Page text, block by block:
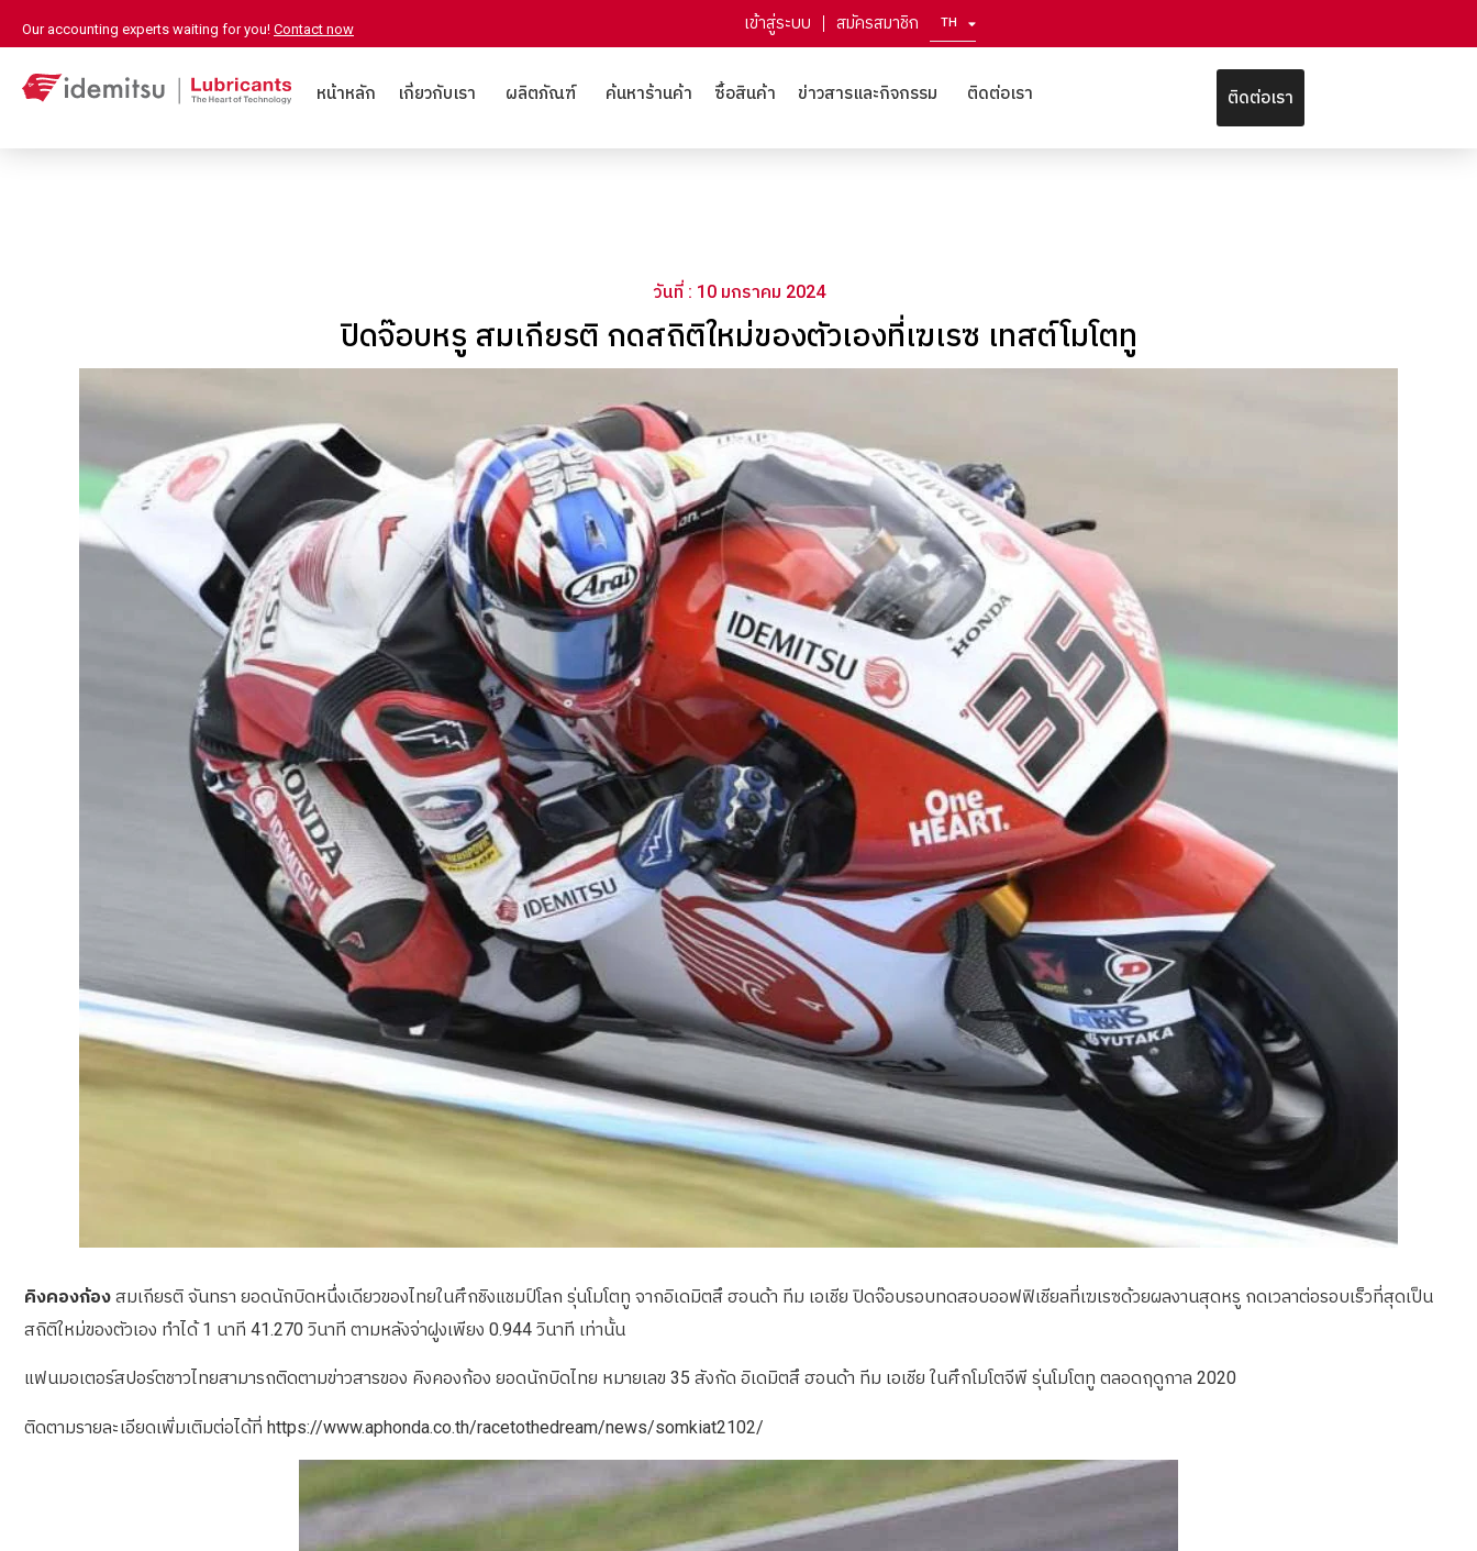
Our accounting experts waiting for you! Contact now เข้าสู่ระบบ สมัครสมาชิก TH
EN
หน้าหลัก เกี่ยวกับเรา ผลิตภัณฑ์ ค้นหาร้านค้า ซื้อสินค้า ข่าวสารและกิจกรรม ติดต่อเรา ติดต่อเรา
วันที่ : 10 มกราคม 2024
ปิดจ๊อบหรู สมเกียรติ กดสถิติใหม่ของตัวเองที่เฆเรซ เทสต์โมโตทู
คิงคองก้อง สมเกียรติ จันทรา ยอดนักบิดหนึ่งเดียวของไทยในศึกชิงแชมป์โลก รุ่นโมโตทู จากอิเดมิตสึ ฮอนด้า ทีม เอเชีย ปิดจ๊อบรอบทดสอบออฟฟิเชียลที่เฆเรซด้วยผลงานสุดหรู กดเวลาต่อรอบเร็วที่สุดเป็น
สถิติใหม่ของตัวเอง ทำได้ 1 นาที 41.270 วินาที ตามหลังจ่าฝูงเพียง 0.944 วินาที เท่านั้น
แฟนมอเตอร์สปอร์ตชาวไทยสามารถติดตามข่าวสารของ คิงคองก้อง ยอดนักบิดไทย หมายเลข 35 สังกัด อิเดมิตสึ ฮอนด้า ทีม เอเชีย ในศึกโมโตจีพี รุ่นโมโตทู ตลอดฤดูกาล 2020
ติดตามรายละเอียดเพิ่มเติมต่อได้ที่ https://www.aphonda.co.th/racetothedream/news/somkiat2102/